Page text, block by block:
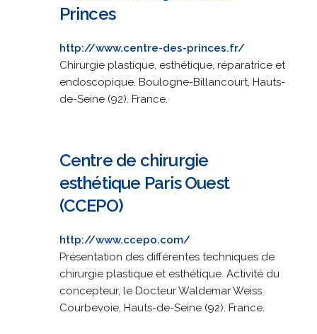
Princes
http://www.centre-des-princes.fr/
Chirurgie plastique, esthétique, réparatrice et
endoscopique. Boulogne-Billancourt, Hauts-
de-Seine (92). France.
Centre de chirurgie
esthétique Paris Ouest
(CCEPO)
http://www.ccepo.com/
Présentation des différentes techniques de
chirurgie plastique et esthétique. Activité du
concepteur, le Docteur Waldemar Weiss.
Courbevoie, Hauts-de-Seine (92). France.